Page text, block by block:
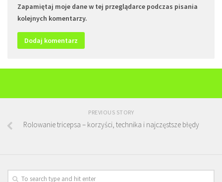
Zapamiętaj moje dane w tej przeglądarce podczas pisania
kolejnych komentarzy.
PREVIOUS STORY
Rolowanie tricepsa – korzyści, technika i najczęstsze błędy